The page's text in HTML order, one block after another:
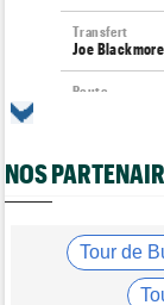
Transfert
Joe
Route
Tour de France
Horaires et
Blessé, le
Transfert
NOS
Tour de